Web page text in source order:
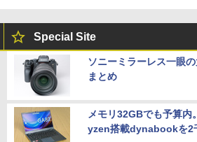
￥11,880
Special Site
ソニーミラーレス一眼
まとめ
メモリ32GBでも予算内
yzen搭載dynabookを2